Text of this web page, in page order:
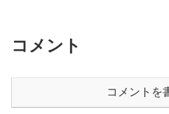
コメント
コメントを